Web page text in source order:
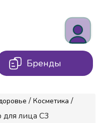
Бренды
/ Косметика /
для лица С3